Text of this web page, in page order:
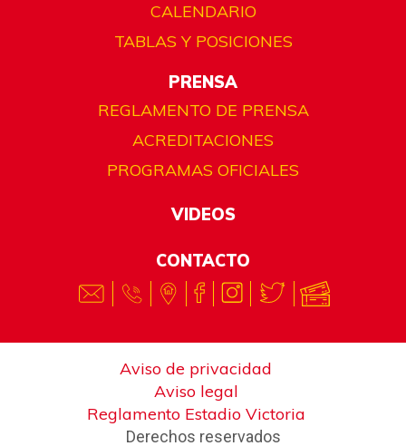
CALENDARIO
TABLAS Y POSICIONES
PRENSA
REGLAMENTO DE PRENSA
ACREDITACIONES
PROGRAMAS OFICIALES
VIDEOS
CONTACTO
Aviso de privacidad
Aviso legal
Reglamento Estadio Victoria
Derechos reservados